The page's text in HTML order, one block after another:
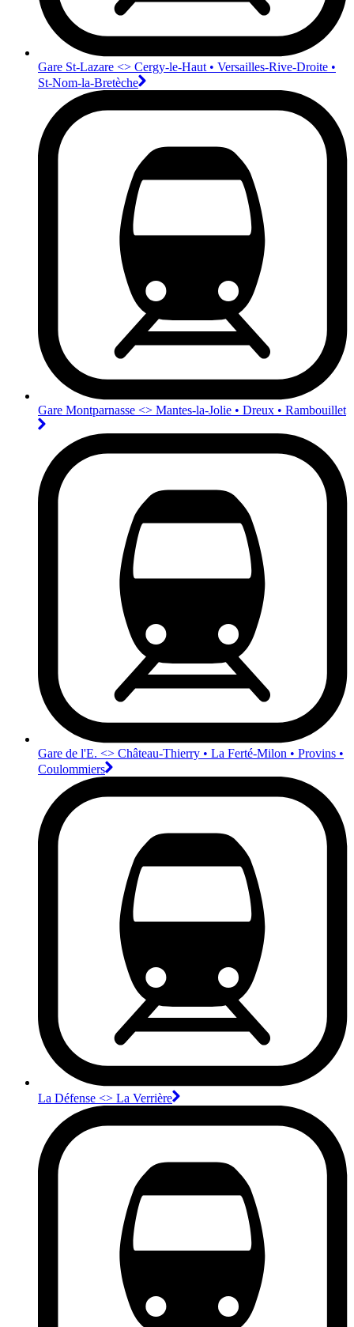
Gare St-Lazare <>︎ Cergy-le-Haut • Versailles-Rive-Droite •
St-Nom-la-Bretèche
Gare Montparnasse <>︎ Mantes-la-Jolie • Dreux • Rambouillet
Gare de l'E. <>︎ Château-Thierry • La Ferté-Milon • Provins •
Coulommiers
La Défense <>︎ La Verrière